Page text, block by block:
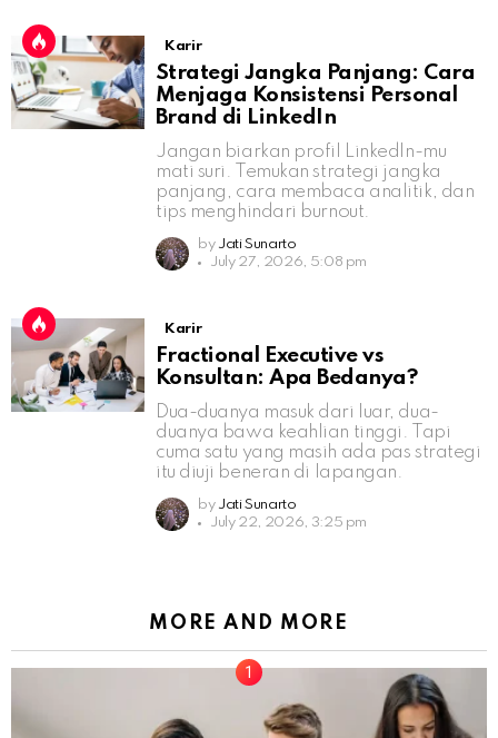
Karir
Strategi Jangka Panjang: Cara
Menjaga Konsistensi Personal
Brand di LinkedIn
Jangan biarkan profil LinkedIn-mu
mati suri. Temukan strategi jangka
panjang, cara membaca analitik, dan
tips menghindari burnout.
by Jati Sunarto
July 27, 2026, 5:08 pm
Karir
Fractional Executive vs
Konsultan: Apa Bedanya?
Dua-duanya masuk dari luar, dua-
duanya bawa keahlian tinggi. Tapi
cuma satu yang masih ada pas strategi
itu diuji beneran di lapangan.
by Jati Sunarto
July 22, 2026, 3:25 pm
MORE AND MORE